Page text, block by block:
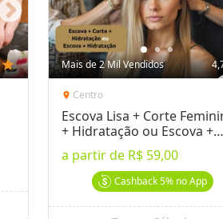
star Mais de 2 Mil Vendidos
location_on Centro
Escova Lisa + Corte
+ Hidratação ou Escova +
Hidratação
a partir de R$ 59,00
Cashback5%no App